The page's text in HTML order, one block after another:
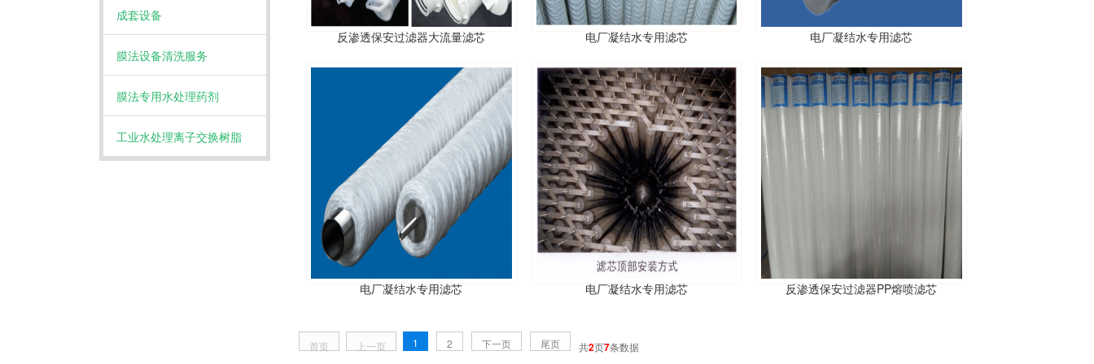
成套设备
膜法设备清洗服务
膜法专用水处理药剂
工业水处理离子交换树脂
反渗透保安过滤器大流量滤芯 电厂凝结水专用滤芯 电厂凝结水专用滤芯
电厂凝结水专用滤芯 电厂凝结水专用滤芯 反渗透保安过滤器PP熔喷滤芯
首页 上一页 1 2 下一页 尾页 共2页7条数据